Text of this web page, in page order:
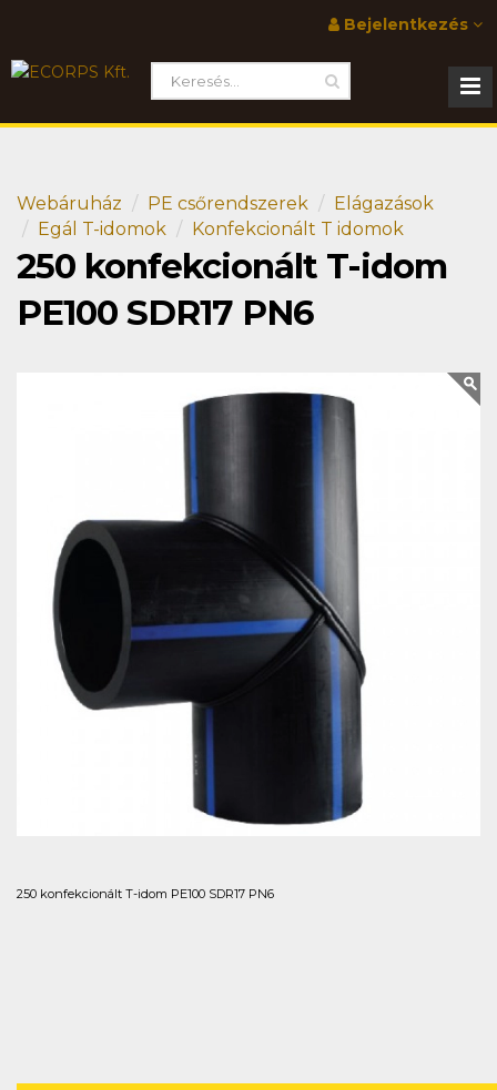
Bejelentkezés
Webáruház PE csőrendszerek
Elágazások
Egál T-idomok
Konfekcionált T idomok
250 konfekcionált T-idom
PE100 SDR17 PN6
250 konfekcionált T-idom PE100 SDR17 PN6